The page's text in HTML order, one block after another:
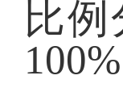
比例